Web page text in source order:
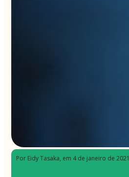
Por Eidy Tasaka, em 4 de janeiro de 2021